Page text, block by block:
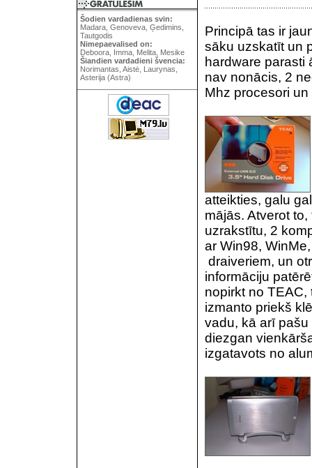
Šodien vardadienas svin:
Madara, Genoveva, Ģedimins,
Tautgodis
Nimepaevalised on:
Deboora, Imma, Melita, Mesike
Šiandien vardadieni švencia:
Norimantas, Aistė, Laurynas,
Asterija (Astra)
Principā tas ir
sāku uzskatīt un
hardware parasti
nav nonācis, 2
Mhz procesori
atteikties, galu
mājās. Atverot
uzrakstītu, 2
ar Win98,
draiveriem, un
informāciju
nopirkt no
izmanto priekš
vadu, kā arī pašu
diezgan
izgatavots no